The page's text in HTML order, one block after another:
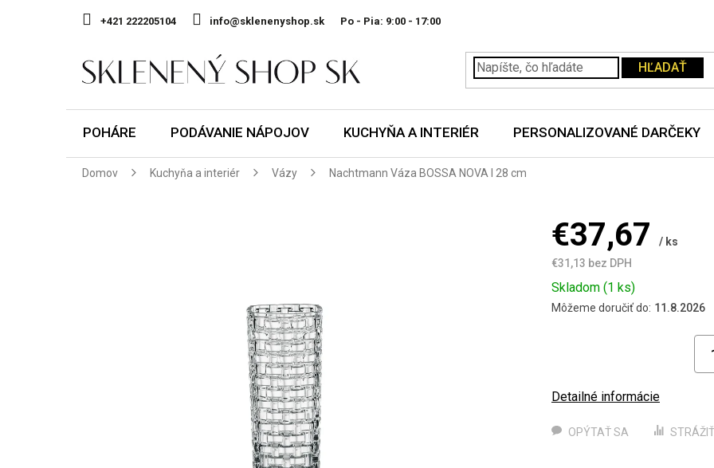
+421 222205104 info@sklenenyshop.sk Po - Pia:
HĽADAŤ
POHÁRE PODÁVANIE NÁPOJOV KUCHYŇA A INTERIÉR PERSONALIZOVANÉ DARČEKY
Domov Kuchyňa a interiér Vázy Nachtmann Váza BOSSA NOVA I 28 cm
€37,67
/ ks
€31,13 bez DPH
Jednotková
cena:
Skladom (1 ks)
Môžeme doručiť do: 11.8.2026
Detailné informácie
OPÝTAŤ SA